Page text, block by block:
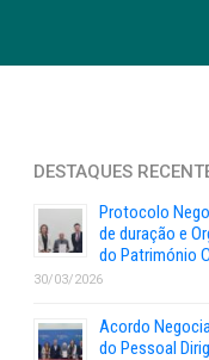
DESTAQUES
Protocolo
de duração e
do Património
30/03/2026
Acordo
do Pessoal